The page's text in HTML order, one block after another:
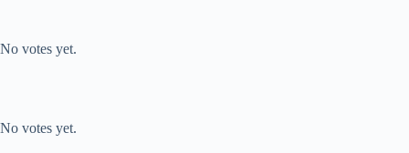
No votes yet.
No votes yet.